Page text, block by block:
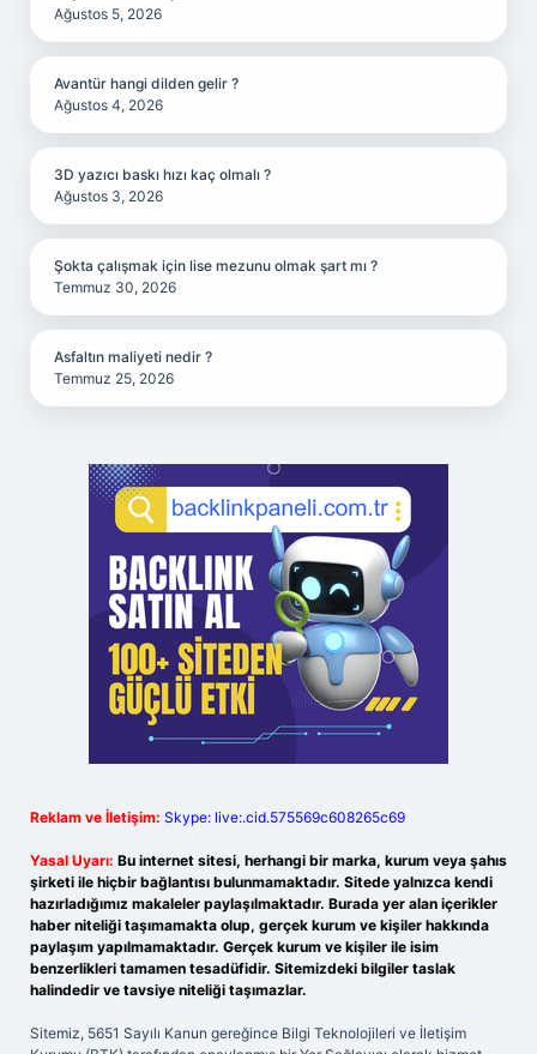
Ağustos 5, 2026
Avantür hangi dilden gelir ?
Ağustos 4, 2026
3D yazıcı baskı hızı kaç olmalı ?
Ağustos 3, 2026
Şokta çalışmak için lise mezunu olmak şart mı ?
Temmuz 30, 2026
Asfaltın maliyeti nedir ?
Temmuz 25, 2026
Reklam ve İletişim: Skype: live:.cid.575569c608265c69
Yasal Uyarı: Bu internet sitesi, herhangi bir marka, kurum veya şahıs
şirketi ile hiçbir bağlantısı bulunmamaktadır. Sitede yalnızca kendi
hazırladığımız makaleler paylaşılmaktadır. Burada yer alan içerikler
haber niteliği taşımamakta olup, gerçek kurum ve kişiler hakkında
paylaşım yapılmamaktadır. Gerçek kurum ve kişiler ile isim
benzerlikleri tamamen tesadüfidir. Sitemizdeki bilgiler taslak
halindedir ve tavsiye niteliği taşımazlar.
Sitemiz, 5651 Sayılı Kanun gereğince Bilgi Teknolojileri ve İletişim